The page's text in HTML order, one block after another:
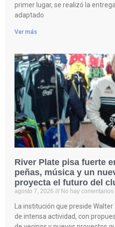
primer lugar, se realizó la
adaptado
Ver más
River Plate pisa fuerte
peñas, música y un
proyecta el futuro del
agosto 7, 2026 No hay comentarios
La institución que preside
de intensa actividad, con